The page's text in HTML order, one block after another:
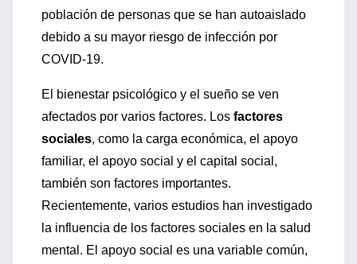
población de personas que se han autoaislado
debido a su mayor riesgo de infección por
COVID-19.
El bienestar psicológico y el sueño se ven
afectados por varios factores. Los factores
sociales, como la carga económica, el apoyo
familiar, el apoyo social y el capital social,
también son factores importantes.
Recientemente, varios estudios han investigado
la influencia de los factores sociales en la salud
mental. El apoyo social es una variable común,